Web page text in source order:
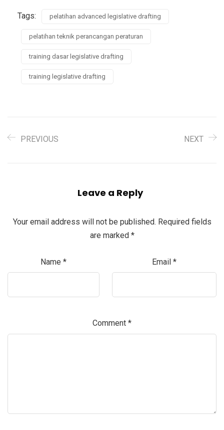
Tags: pelatihan advanced legislative drafting
pelatihan teknik perancangan peraturan
training dasar legislative drafting
training legislative drafting
PREVIOUS NEXT
Leave a Reply
Your email address will not be published. Required fields
are marked *
Name * Email *
Comment *